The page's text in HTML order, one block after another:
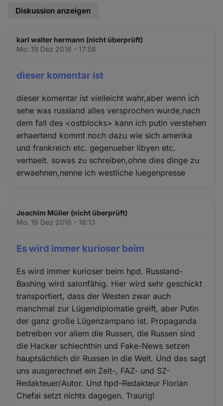
Diskussion anzeigen
karl walter hermann (nicht überprüft)
Mo. 19 Dez 2016 - 17:58
dieser komentar ist
dieser komentar ist vielleicht wahr,aber wenn ich
sehe was russland alles versprochen wurde,nach
dem fall des <ostblocks> kann ich putin verstehen
erhaertend kommt noch dazu wie sich amerika
und frankreich etc. gegenueber libyen etc.
verhaelt. sowas zu schreiben,ohne dies dinge zu
erwaehnen,nenne ich westliche luegenpresse
Joachim Müller (nicht überprüft)
Mo. 19 Dez 2016 - 18:13
Es wird immer kurioser beim
Es wird immer kurioser beim hpd. Russland-
Bashing wird salonfähig. Hier wird sehr geschickt
transportiert, dass der Westen zwar auch
manchmal zur Lügendiplomatie greift, aber Putin
der ganz große Lügenzampano ist. Propaganda
betreiben vor allem die Russen, die Russen sind
die Hacker schlechthin und Fake-News setzen
hauptsächlich dir Russen in die Welt. Und das sagt
uns ausgerechnet ein Zeit-, FAZ- und SZ-
Redakteuer/Autor. Und hpd-Redakteur Florian
Chefai setzt nichts dagegen. Traurig!